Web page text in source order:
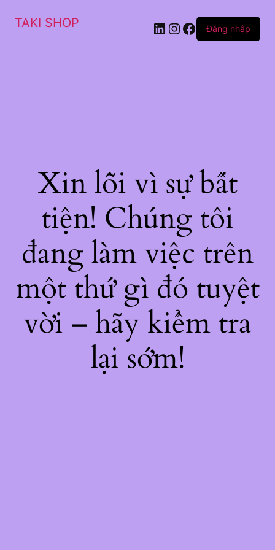
TAKI SHOP LinkedIn
Instagram
Facebook
Đăng nhập
Xin lỗi vì sự bất
tiện! Chúng tôi
đang làm việc trên
một thứ gì đó tuyệt
vời – hãy kiểm tra
lại sớm!